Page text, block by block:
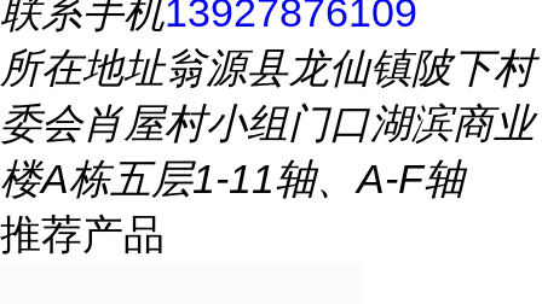
联系手机13927876109
所在地址翁源县龙仙镇陂下村
委会肖屋村小组门口湖滨商业
楼A栋五层1-11轴、A-F轴
推荐产品